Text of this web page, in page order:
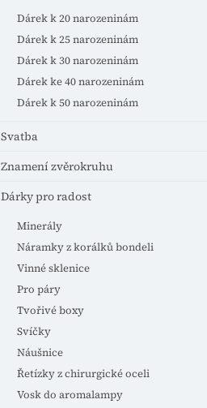
Dárek k 20 narozeninám
Dárek k 25 narozeninám
Dárek k 30 narozeninám
Dárek ke 40 narozeninám
Dárek k 50 narozeninám
Svatba
Znamení zvěrokruhu
Dárky pro radost
Minerály
Náramky z korálků bondeli
Vinné sklenice
Pro páry
Tvořivé boxy
Svíčky
Náušnice
Řetízky z chirurgické oceli
Vosk do aromalampy